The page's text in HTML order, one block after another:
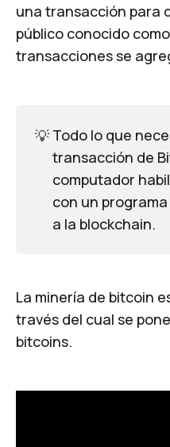
una transacción para
público conocido
transacciones se
💡 Todo lo que
transacción de
computador
con un
a la blockchain.
La minería de bitcoin
través del cual se
bitcoins.